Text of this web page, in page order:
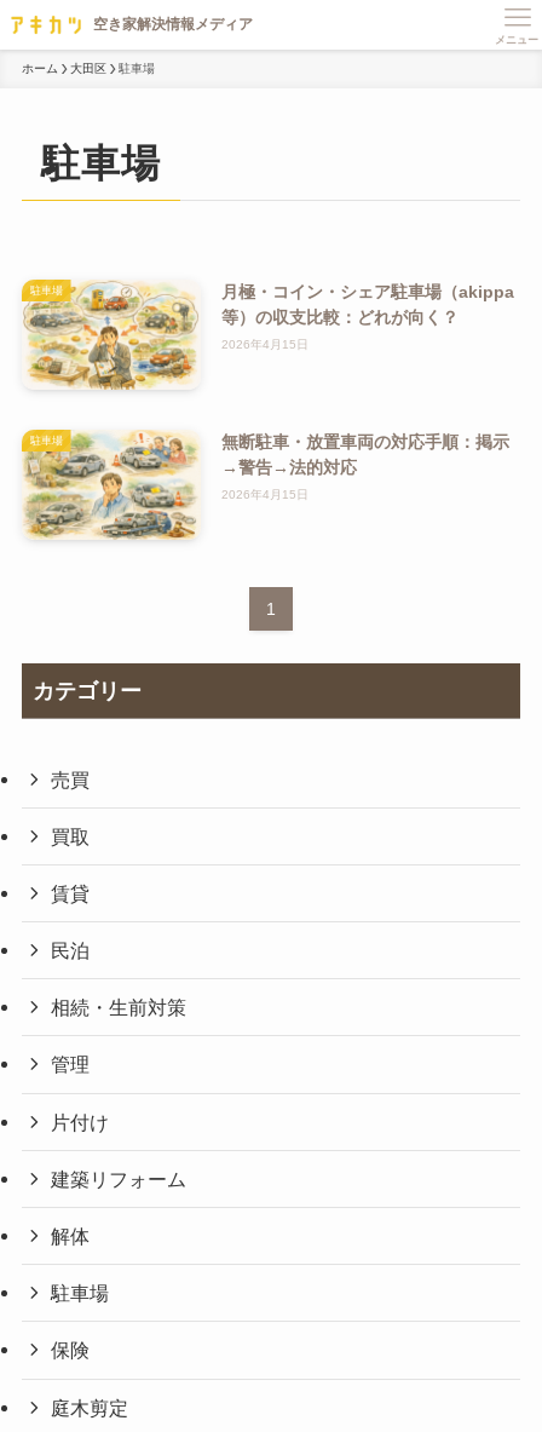
メニュー
ホーム 大田区 駐車場
駐車場
駐車場
月極・コイン・シェア駐車場（akippa
等）の収支比較：どれが向く？
2026年4月15日
駐車場
無断駐車・放置車両の対応手順：掲示
→警告→法的対応
2026年4月15日
1
カテゴリー
売買
買取
賃貸
民泊
相続・生前対策
管理
片付け
建築リフォーム
解体
駐車場
保険
庭木剪定